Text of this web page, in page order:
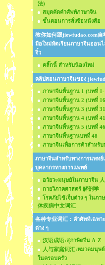
法)
สมุดคัดคำศัพท์ภาษาจีน
ขั้นตอนการสั่งซือหนังสือ
教你如何跟jiewfudao.com
มือใหม่หัดเรียนภาษาจีนออน
จิ๋ว
คลิ๊กนี้ สำหรับน้องใหม่
คลิปสอนภาษาจีนของ
ภาษาจีนพื้นฐาน 1 (บทที่ 1-
ภาษาจีนพื้นฐาน 2 (บทที่
ภาษาจีนพื้นฐาน 3 (บทที่
ภาษาจีนพื้นฐาน 4 (บทที่
ภาษาจีนพื้นฐาน 5 (บทที่
ภาษาจีนพื้นฐานบทที่ 48
ภาษาจีนเพื่อการค้าสำหรั
ภาษาจีนสำหรับทางการแพทย์
บุคลากรทางการแพทย์
อวัยวะมนุษย์ในภาษาจีน
กายวิภาคศาสตร์ 解剖学
โรคภัยไข้เจ็บต่าง ๆ ในภา
体疾病中文词汇
各种专业词汇：คำศัพท์เฉพา
ต่าง ๆ
汉语成语:สุภาษิตจีน A-Z
人与家庭词汇:หมวดมนุษ
ในครอบครัว